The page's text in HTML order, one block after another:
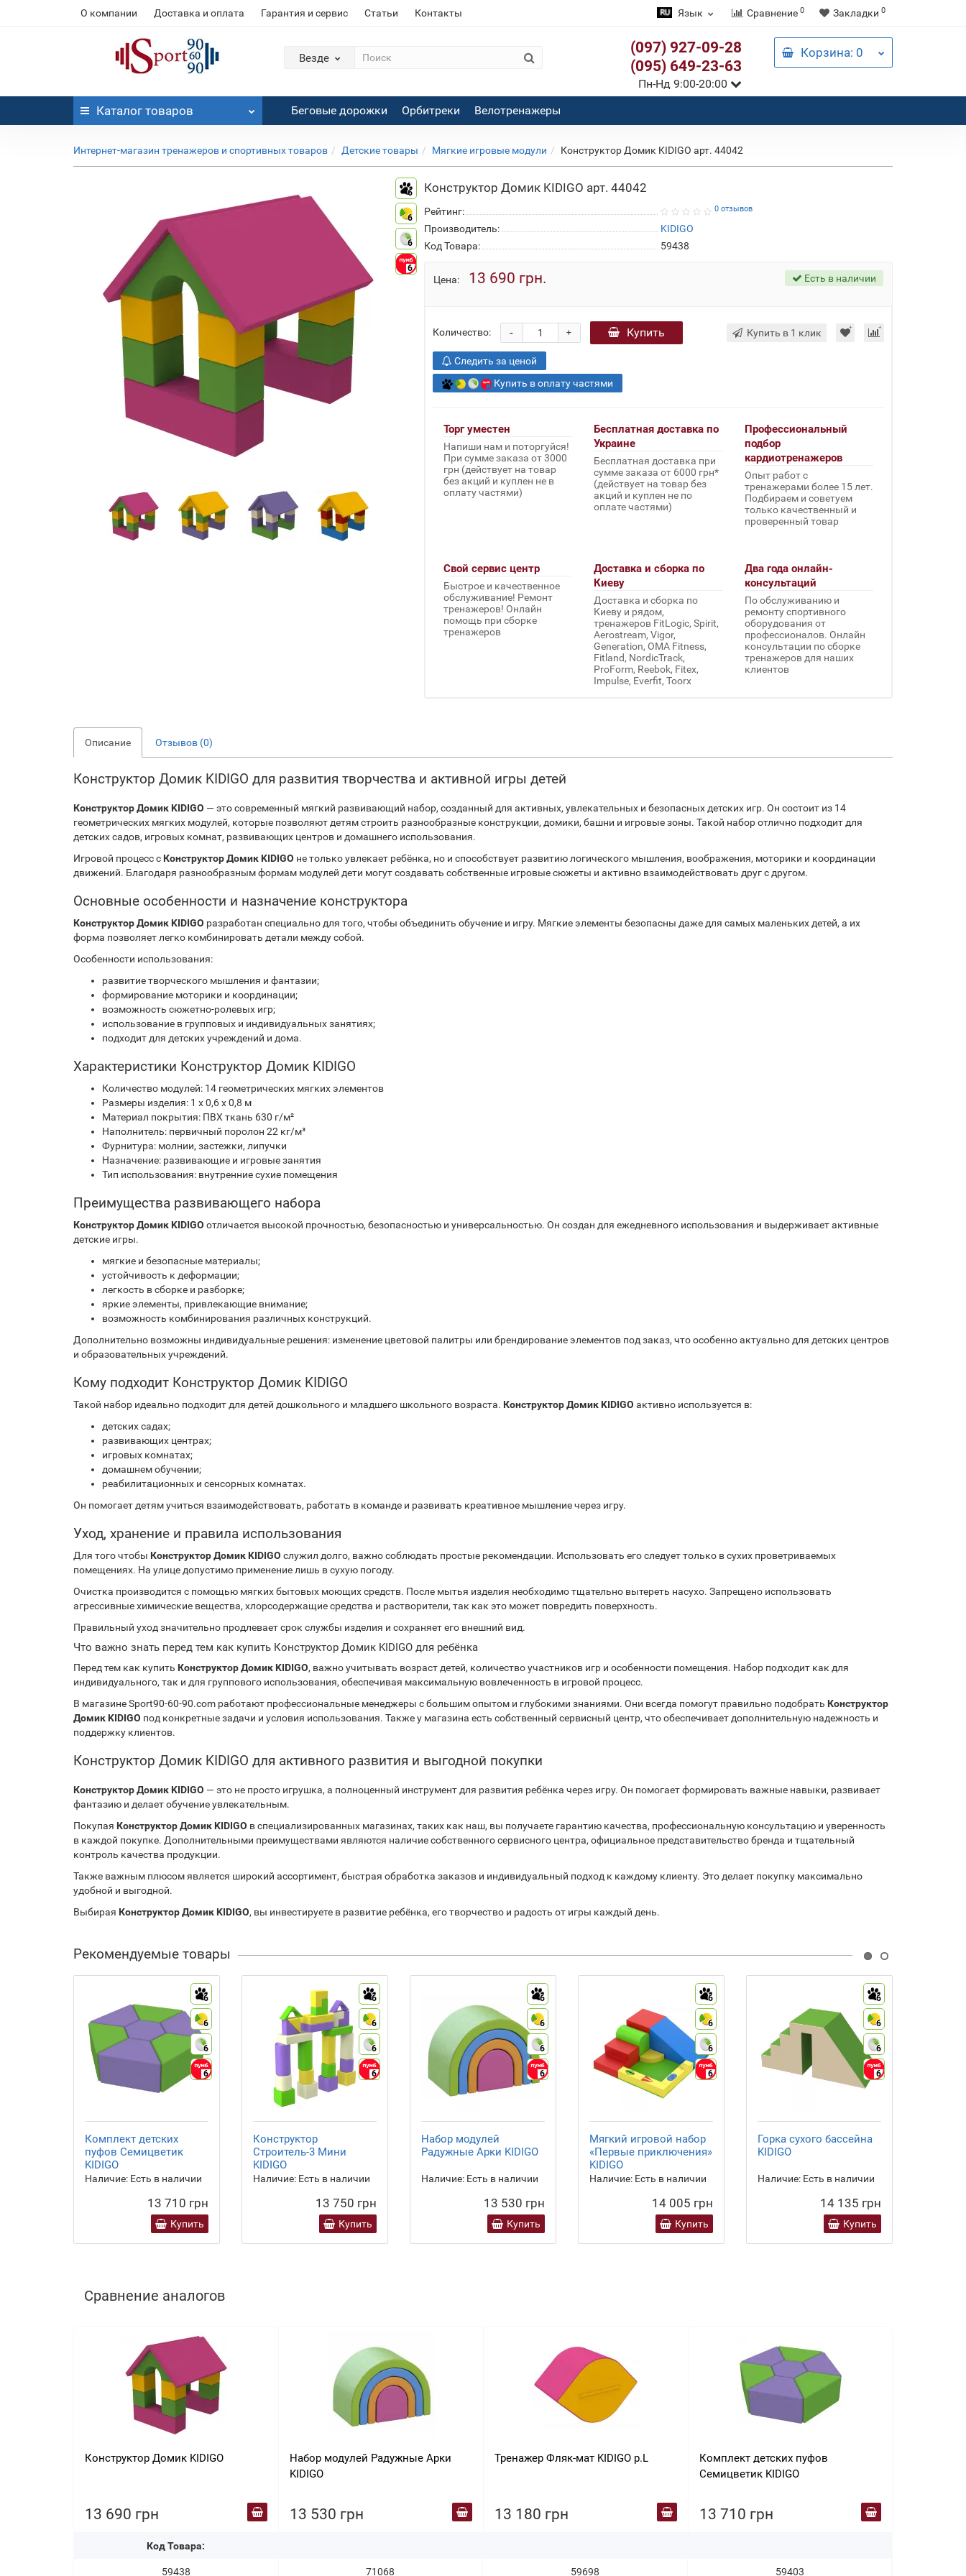
О компании Доставка и оплата Гарантия и сервис Статьи Контакты Язык Сравнение 0 Закладки 0
Везде
(097) 927-09-28
(095) 649-23-63
Пн-Нд 9:00-20:00
Корзина: 0
Каталог товаров Беговые дорожки Орбитреки Велотренажеры
Интернет-магазин тренажеров и спортивных товаров Детские товары Мягкие игровые модули Конструктор Домик KIDIGO арт. 44042
6
6
6
6
Конструктор Домик KIDIGO арт. 44042
Рейтинг: 0 отзывов
Производитель:
KIDIGO
Код Товара:
59438
Цена: 13 690 грн. Есть в наличии
Количество: +
- Купить
Следить за ценой
Купить в оплату частями
Купить в 1 клик
Торг уместен
Напиши нам и поторгуйся!
При сумме заказа от 3000
грн (действует на товар
без акций и куплен не в
оплату частями)
Бесплатная доставка по
Украине
Бесплатная доставка при
сумме заказа от 6000 грн*
(действует на товар без
акций и куплен не по
оплате частями)
Профессиональный
подбор
кардиотренажеров
Опыт работ с
тренажерами более 15 лет.
Подбираем и советуем
только качественный и
проверенный товар
Свой сервис центр
Быстрое и качественное
обслуживание! Ремонт
тренажеров! Онлайн
помощь при сборке
тренажеров
Доставка и сборка по
Киеву
Доставка и сборка по
Киеву и рядом,
тренажеров FitLogic, Spirit,
Aerostream, Vigor,
Generation, OMA Fitness,
Fitland, NordicTrack,
ProForm, Reebok, Fitex,
Impulse, Everfit, Toorx
Два года онлайн-
консультаций
По обслуживанию и
ремонту спортивного
оборудования от
профессионалов. Онлайн
консультации по сборке
тренажеров для наших
клиентов
Описание Отзывов (0)
Конструктор Домик KIDIGO для развития творчества и активной игры детей
Конструктор Домик KIDIGO — это современный мягкий развивающий набор, созданный для активных, увлекательных и безопасных детских игр. Он состоит из 14
геометрических мягких модулей, которые позволяют детям строить разнообразные конструкции, домики, башни и игровые зоны. Такой набор отлично подходит для
детских садов, игровых комнат, развивающих центров и домашнего использования.
Игровой процесс с Конструктор Домик KIDIGO не только увлекает ребёнка, но и способствует развитию логического мышления, воображения, моторики и координации
движений. Благодаря разнообразным формам модулей дети могут создавать собственные игровые сюжеты и активно взаимодействовать друг с другом.
Основные особенности и назначение конструктора
Конструктор Домик KIDIGO разработан специально для того, чтобы объединить обучение и игру. Мягкие элементы безопасны даже для самых маленьких детей, а их
форма позволяет легко комбинировать детали между собой.
Особенности использования:
развитие творческого мышления и фантазии;
формирование моторики и координации;
возможность сюжетно-ролевых игр;
использование в групповых и индивидуальных занятиях;
подходит для детских учреждений и дома.
Характеристики Конструктор Домик KIDIGO
Количество модулей: 14 геометрических мягких элементов
Размеры изделия: 1 х 0,6 х 0,8 м
Материал покрытия: ПВХ ткань 630 г/м²
Наполнитель: первичный поролон 22 кг/м³
Фурнитура: молнии, застежки, липучки
Назначение: развивающие и игровые занятия
Тип использования: внутренние сухие помещения
Преимущества развивающего набора
Конструктор Домик KIDIGO отличается высокой прочностью, безопасностью и универсальностью. Он создан для ежедневного использования и выдерживает активные
детские игры.
мягкие и безопасные материалы;
устойчивость к деформации;
легкость в сборке и разборке;
яркие элементы, привлекающие внимание;
возможность комбинирования различных конструкций.
Дополнительно возможны индивидуальные решения: изменение цветовой палитры или брендирование элементов под заказ, что особенно актуально для детских центров
и образовательных учреждений.
Кому подходит Конструктор Домик KIDIGO
Такой набор идеально подходит для детей дошкольного и младшего школьного возраста. Конструктор Домик KIDIGO активно используется в:
детских садах;
развивающих центрах;
игровых комнатах;
домашнем обучении;
реабилитационных и сенсорных комнатах.
Он помогает детям учиться взаимодействовать, работать в команде и развивать креативное мышление через игру.
Уход, хранение и правила использования
Для того чтобы Конструктор Домик KIDIGO служил долго, важно соблюдать простые рекомендации. Использовать его следует только в сухих проветриваемых
помещениях. На улице допустимо применение лишь в сухую погоду.
Очистка производится с помощью мягких бытовых моющих средств. После мытья изделия необходимо тщательно вытереть насухо. Запрещено использовать
агрессивные химические вещества, хлорсодержащие средства и растворители, так как это может повредить поверхность.
Правильный уход значительно продлевает срок службы изделия и сохраняет его внешний вид.
Что важно знать перед тем как купить Конструктор Домик KIDIGO для ребёнка
Перед тем как купить Конструктор Домик KIDIGO, важно учитывать возраст детей, количество участников игр и особенности помещения. Набор подходит как для
индивидуального, так и для группового использования, обеспечивая максимальную вовлеченность в игровой процесс.
В магазине Sport90-60-90.com работают профессиональные менеджеры с большим опытом и глубокими знаниями. Они всегда помогут правильно подобрать Конструктор
Домик KIDIGO под конкретные задачи и условия использования. Также у магазина есть собственный сервисный центр, что обеспечивает дополнительную надежность и
поддержку клиентов.
Конструктор Домик KIDIGO для активного развития и выгодной покупки
Конструктор Домик KIDIGO — это не просто игрушка, а полноценный инструмент для развития ребёнка через игру. Он помогает формировать важные навыки, развивает
фантазию и делает обучение увлекательным.
Покупая Конструктор Домик KIDIGO в специализированных магазинах, таких как наш, вы получаете гарантию качества, профессиональную консультацию и уверенность
в каждой покупке. Дополнительными преимуществами являются наличие собственного сервисного центра, официальное представительство бренда и тщательный
контроль качества продукции.
Также важным плюсом является широкий ассортимент, быстрая обработка заказов и индивидуальный подход к каждому клиенту. Это делает покупку максимально
удобной и выгодной.
Выбирая Конструктор Домик KIDIGO, вы инвестируете в развитие ребёнка, его творчество и радость от игры каждый день.
Рекомендуемые товары
6
6
6
6
Комплект детских
пуфов Семицветик
KIDIGO
Наличие: Есть в наличии
13 710 грн
Купить
6
6
6
6
Конструктор
Строитель-3 Мини
KIDIGO
Наличие: Есть в наличии
13 750 грн
Купить
6
6
6
6
Набор модулей
Радужные Арки KIDIGO
Наличие: Есть в наличии
13 530 грн
Купить
6
6
6
6
Мягкий игровой набор
«Первые приключения»
KIDIGO
Наличие: Есть в наличии
14 005 грн
Купить
6
6
6
6
Горка сухого бассейна
KIDIGO
Наличие: Есть в наличии
14 135 грн
Купить
Сравнение аналогов
Конструктор Домик KIDIGO
13 690 грн
Код Товара:
59438
Набор модулей Радужные Арки
KIDIGO
13 530 грн
71068
Тренажер Фляк-мат KIDIGO р.L
13 180 грн
59698
Комплект детских пуфов
Семицветик KIDIGO
13 710 грн
59403